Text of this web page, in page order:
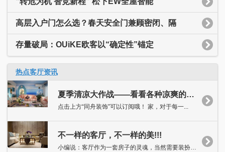
高层入户门怎么选？春天安全门兼顾密闭、隔
存量破局：OUiKE欧客以“确定性”锚定
热点客厅资讯
夏季清凉大作战——看看各种凉爽的客厅吧！
点击上方“同舟装饰”可以订阅哦！ 家，对于每一...
不一样的客厅，不一样的美!!!
小编说：客厅作为一套房子的灵魂，当然需要装扮得独具特色，抑或...